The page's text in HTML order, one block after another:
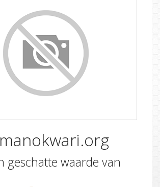
geschatte waarde van